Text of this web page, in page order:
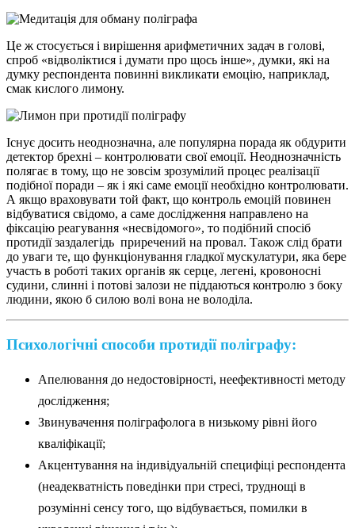
Це ж стосується і вирішення арифметичних задач в голові,
спроб «відволіктися і думати про щось інше», думки, які на
думку респондента повинні викликати емоцію, наприклад,
смак кислого лимону.
Існує досить неоднозначна, але популярна порада як обдурити
детектор брехні – контролювати свої емоції. Неоднозначність
полягає в тому, що не зовсім зрозумілий процес реалізації
подібної поради – як і які саме емоції необхідно контролювати.
А якщо враховувати той факт, що контроль емоцій повинен
відбуватися свідомо, а саме дослідження направлено на
фіксацію реагування «несвідомого», то подібний спосіб
протидії заздалегідь приречений на провал. Також слід брати
до уваги те, що функціонування гладкої мускулатури, яка бере
участь в роботі таких органів як серце, легені, кровоносні
судини, слинні і потові залози не піддаються контролю з боку
людини, якою б силою волі вона не володіла.
Психологічні способи протидії поліграфу:
Апелювання до недостовірності, неефективності методу
дослідження;
Звинувачення поліграфолога в низькому рівні його
кваліфікації;
Акцентування на індивідуальній специфіці респондента
(неадекватність поведінки при стресі, труднощі в
розумінні сенсу того, що відбувається, помилки в